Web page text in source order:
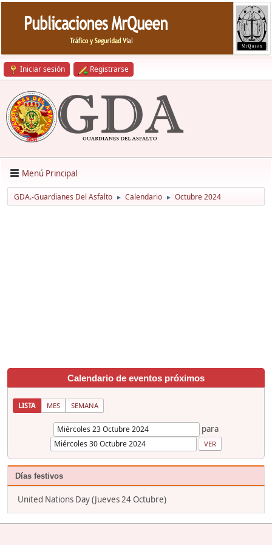
Iniciar sesión Registrarse
Menú Principal
GDA.-Guardianes Del Asfalto ► Calendario ► Octubre 2024
Calendario de eventos próximos
LISTA MES SEMANA
para
Días festivos
United Nations Day (Jueves 24 Octubre)